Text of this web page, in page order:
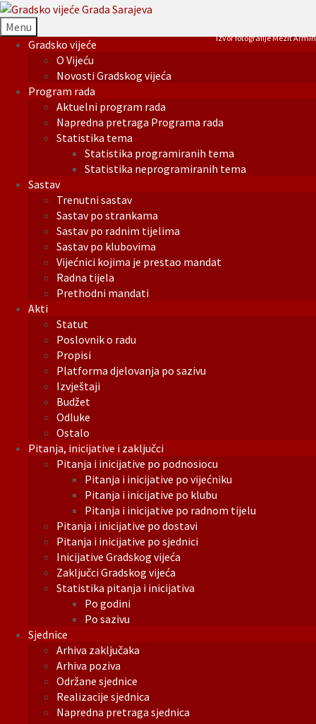
Menu
Gradsko vijeće
O Vijeću
Novosti Gradskog vijeća
Program rada
Aktuelni program rada
Napredna pretraga Programa rada
Statistika tema
Statistika programiranih tema
Statistika neprogramiranih tema
Sastav
Trenutni sastav
Sastav po strankama
Sastav po radnim tijelima
Sastav po klubovima
Vijećnici kojima je prestao mandat
Radna tijela
Prethodni mandati
Akti
Statut
Poslovnik o radu
Propisi
Platforma djelovanja po sazivu
Izvještaji
Budžet
Odluke
Ostalo
Pitanja, inicijative i zaključci
Pitanja i inicijative po podnosiocu
Pitanja i inicijative po vijećniku
Pitanja i inicijative po klubu
Pitanja i inicijative po radnom tijelu
Pitanja i inicijative po dostavi
Pitanja i inicijative po sjednici
Inicijative Gradskog vijeća
Zaključci Gradskog vijeća
Statistika pitanja i inicijativa
Po godini
Po sazivu
Sjednice
Arhiva zaključaka
Arhiva poziva
Održane sjednice
Realizacije sjednica
Napredna pretraga sjednica
Izvor fotografije Mezit Armin